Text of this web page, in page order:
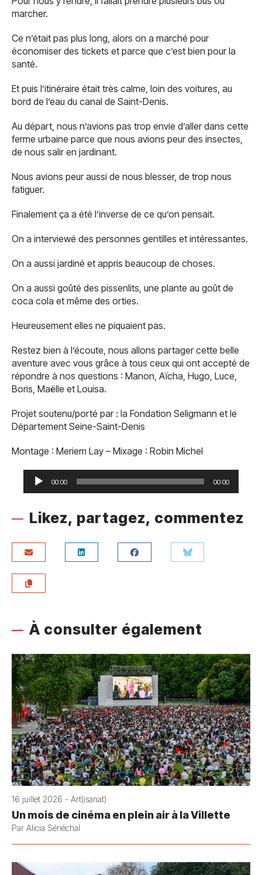
marcher.
Ce n’était pas plus long, alors on a marché pour
économiser des tickets et parce que c’est bien pour la
santé.
Et puis l’itinéraire était très calme, loin des voitures, au
bord de l’eau du canal de Saint-Denis.
Au départ, nous n’avions pas trop envie d’aller dans cette
ferme urbaine parce que nous avions peur des insectes,
de nous salir en jardinant.
Nous avions peur aussi de nous blesser, de trop nous
fatiguer.
Finalement ça a été l’inverse de ce qu’on pensait.
On a interviewé des personnes gentilles et intéressantes.
On a aussi jardiné et appris beaucoup de choses.
On a aussi goûté des pissenlits, une plante au goût de
coca cola et même des orties.
Heureusement elles ne piquaient pas.
Restez bien à l’écoute, nous allons partager cette belle
aventure avec vous grâce à tous ceux qui ont accepté de
répondre à nos questions : Manon, Aïcha, Hugo, Luce,
Boris, Maëlle et Louisa.
Projet soutenu/porté par : la Fondation Seligmann et le
Département Seine-Saint-Denis
Montage : Meriem Lay – Mixage : Robin Michel
audio
00:00 00:00
Likez, partagez, commentez
À consulter également
16 juillet 2026 - Art(isanat)
Un mois de cinéma en plein air à la Villette
Par Alicia Sénéchal